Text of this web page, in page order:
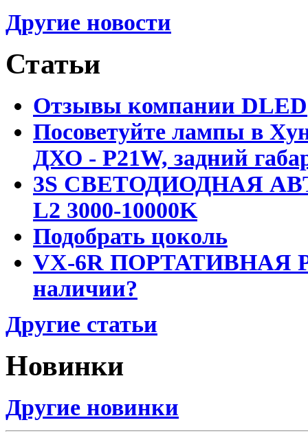
Другие новости
Статьи
Отзывы компании DLED
Посоветуйте лампы в
ДХО - P21W, задний
3S СВЕТОДИОДНАЯ
L2 3000-10000K
Подобрать цоколь
VX-6R ПОРТАТИВНАЯ
наличии?
Другие статьи
Новинки
Другие новинки